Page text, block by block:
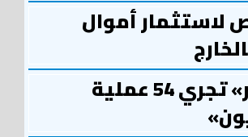
أموال
«صناع الخير» تجري 54 عملية